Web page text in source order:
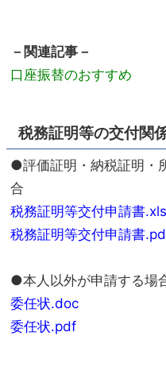
－関連記事－
口座振替のおすすめ
税務証明等の交付関
●評価証明・納税証明・
合
税務証明等交付申請書.xls
税務証明等交付申請書
●本人以外が申請する場
委任状.doc
委任状.pdf